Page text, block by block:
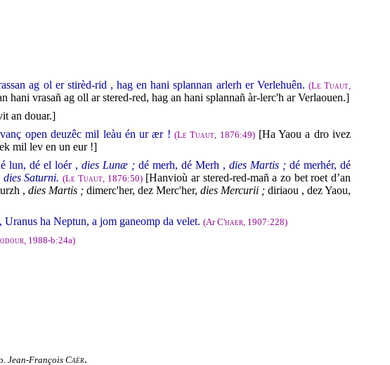
ag ol er stirèd-rid , hag en hani splannan arlerh er Verlehuên. (Le Tuaut,
vrasañ ag oll ar stered-red, hag an hani splannañ àr-lerc'h ar Verlaouen.]
an douar.]
open deuzêc mil leàu én ur ær ! (Le Tuaut, 1876:49)[Ha Yaou a dro ivez
mil lev en un eur !]
lun, dé el loér ,dies Lunæ ; dé merh, dé Merh ,dies Martis ; dé merhér, dé
dies Saturni. (Le Tuaut, 1876:50)[Hanvioù ar stered-red-mañ a zo bet roet d’an
, dies Martis ; dimerc'her, dez Merc'her, dies Mercurii ; diriaou , dez Yaou,
ha Neptun, a jom ganeomp da velet. (ArC'haer, 1907:228)
, 1988-b:24a)
Jean-François Caër.